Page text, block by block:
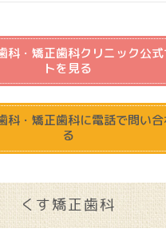
科・矯正歯科クリニック公式
トを見る
科・矯正歯科に電話で問い
る
くす矯正歯科